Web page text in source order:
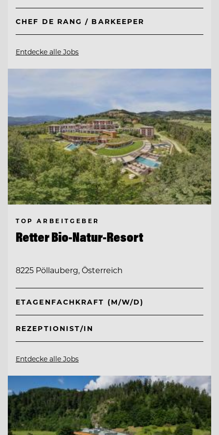
CHEF DE RANG / BARKEEPER
Entdecke alle Jobs
TOP ARBEITGEBER
Retter Bio-Natur-Resort
8225 Pöllauberg, Österreich
ETAGENFACHKRAFT (M/W/D)
REZEPTIONIST/IN
Entdecke alle Jobs